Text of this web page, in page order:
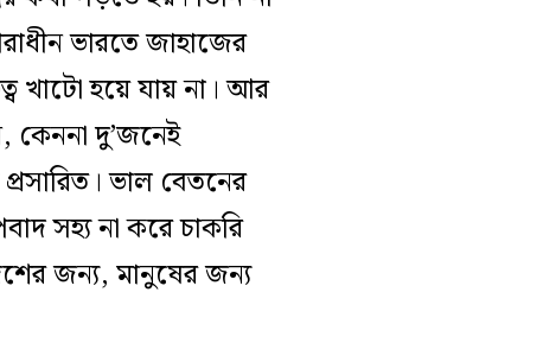
ভারতে জাহাজের
খাটো হয়ে যায় না। আর
কেননা দু’জনেই
ভাল বেতনের
সহ্য না করে চাকরি
জন্য, মানুষের জন্য